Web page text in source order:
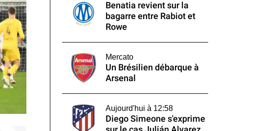
Benatia revient sur la
bagarre entre Rabiot et
Rowe
Mercato
Un Brésilien débarque à
Arsenal
Aujourd'hui à 12:58
Diego Simeone s'exprime